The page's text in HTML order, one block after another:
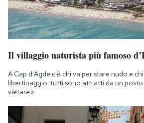
Il villaggio naturista più famoso
A Cap d'Agde c'è chi va per stare nudo e
libertinaggio: tutti sono attratti da un
vietare»